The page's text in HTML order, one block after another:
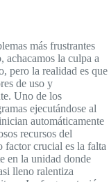
más frustrantes
achacamos la culpa a
pero la realidad es que
de uso y
Uno de los
ejecutándose al
automáticamente
recursos del
factor crucial es la falta
en la unidad donde
lleno ralentiza